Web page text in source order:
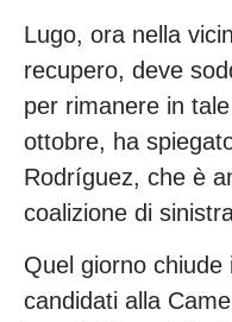
Lugo, ora nella
recupero, deve
per rimanere in
ottobre, ha
Rodríguez, che è
coalizione di
Quel giorno
candidati alla